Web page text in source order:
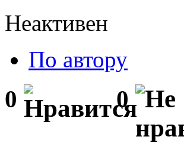
Неактивен
По автору
0 0